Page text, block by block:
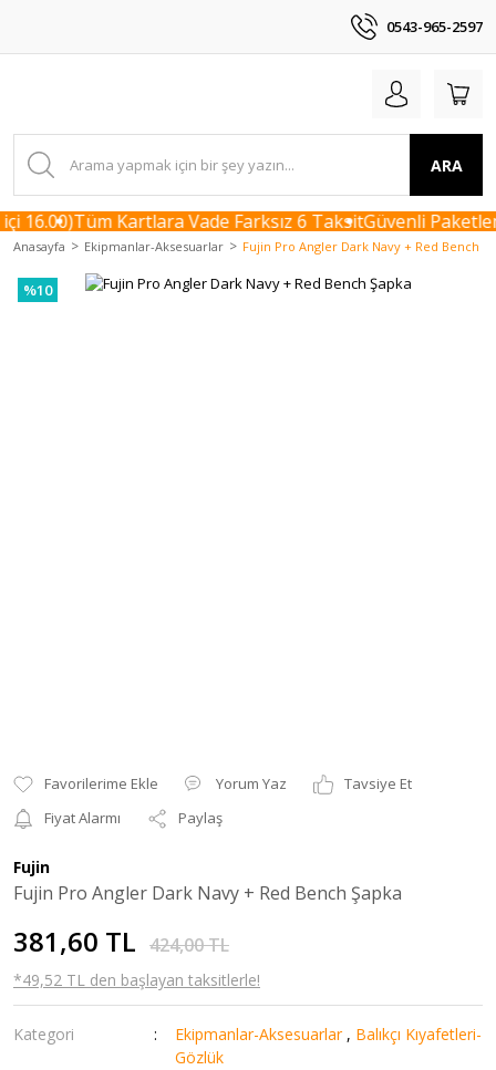
0543-965-2597
ARA
16.00)Tüm Kartlara Vade Farksız 6 TaksitGüvenli
Anasayfa Ekipmanlar-Aksesuarlar Fujin Pro Angler Dark Navy + Red Bench
%10
Yorum Yaz
Tavsiye Et
Fiyat Alarmı
Paylaş
Fujin
Fujin Pro Angler Dark Navy + Red Bench Şapka
381,60 TL 424,00 TL
*49,52 TL den başlayan taksitlerle!
Kategori Ekipmanlar-Aksesuarlar , Balıkçı Kıyafetleri-
Gözlük